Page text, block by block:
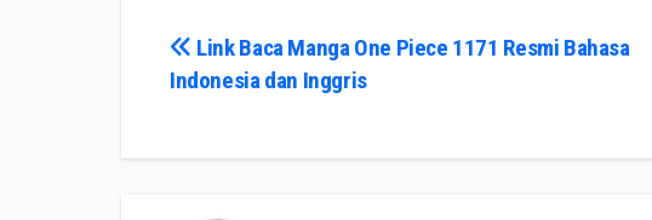
Navigasi
Link Baca Manga One Piece 1171 Resmi Bahasa
Indonesia dan Inggris